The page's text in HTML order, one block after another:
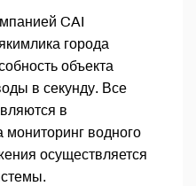
CAI
города
объекта
в секунду. Все
в
водного
осуществляется